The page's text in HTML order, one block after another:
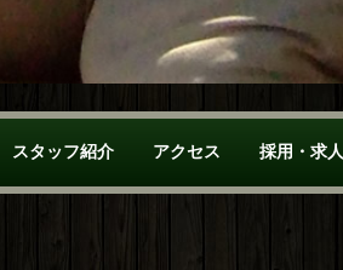
スタッフ紹介 アクセス 採用・求人